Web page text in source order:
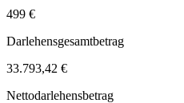
499 €
Darlehensgesamtbetrag
33.793,42 €
Nettodarlehensbetrag